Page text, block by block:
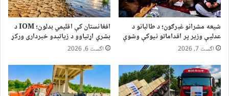
شیعه مشرانو غبرګون؛ د طالبانو د
عدلیې وزیر پر اقداماتو نیوکې وشوې
اگست 7, 2026
افغانستان کې اقلیمي بدلون؛ IOM د
بشري اړتیاوو د زیاتېدو خبرداری ورکړ
اگست 6, 2026